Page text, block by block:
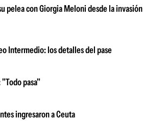
pelea con Giorgia Meloni desde la invasión
Intermedio: los detalles del pase
pasa"
ingresaron a Ceuta